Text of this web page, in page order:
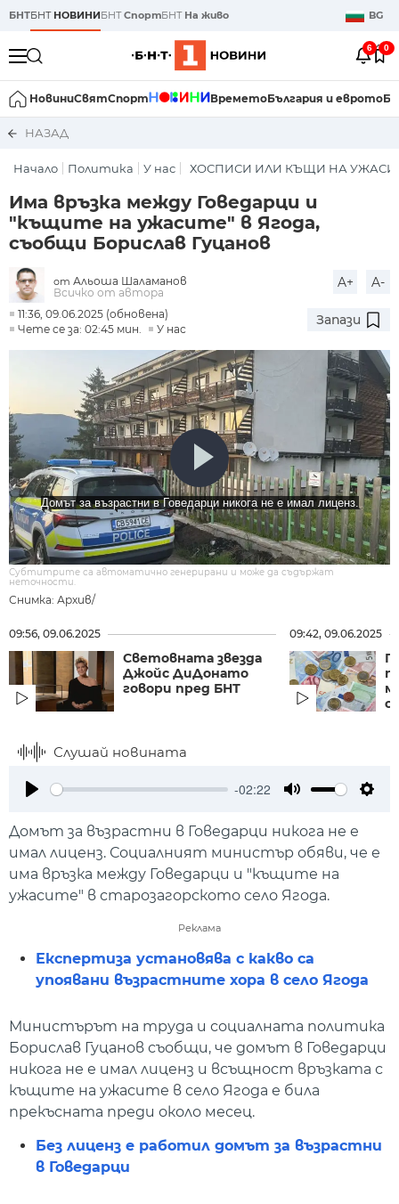
БНТБНТ НОВИНИБНТСпортБНТ На живо BG
6 0
НовиниСвятСпорт ВреметоБългария и еврото
НАЗАД
Начало Политика У нас ХОСПИСИ ИЛИ КЪЩИ НА
Има връзка между Говедарци и
"къщите на ужасите" в Ягода,
съобщи Борислав Гуцанов
от Альоша Шаламанов
Всичко от автора
A+ A-
11:36, 09.06.2025 (обновена)
Чете се за: 02:45 мин.
У нас
Запази
Домът за възрастни в Говедарци никога не е имал лиценз.
Снимка: Архив/
Субтитрите са автоматично генерирани и може да съдържат
неточности.
09:56, 09.06.2025
Световната звезда
Джойс ДиДонато
говори пред БНТ
09:42, 09.06.2025
Слушай новината
-02:22
Домът за възрастни в Говедарци никога не е
имал лиценз. Социалният министър обяви, че е
има връзка между Говедарци и "къщите на
ужасите" в старозагорското село Ягода.
Реклама
Експертиза установява с какво са
упоявани възрастните хора в село Ягода
Министърът на труда и социалната политика
Борислав Гуцанов съобщи, че домът в Говедарци
никога не е имал лиценз и всъщност връзката с
къщите на ужасите в село Ягода е била
прекъсната преди около месец.
Без лиценз е работил домът за възрастни
в Говедарци